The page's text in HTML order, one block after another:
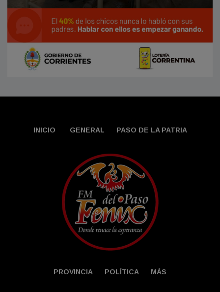
INICIO GENERAL PASO DE LA PATRIA
PROVINCIA POLÍTICA MÁS